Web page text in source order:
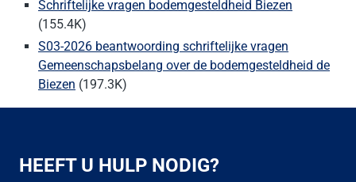
Schriftelijke vragen bodemgesteldheid Biezen
(155.4K)
S03-2026 beantwoording schriftelijke vragen
Gemeenschapsbelang over de bodemgesteldheid de
Biezen (197.3K)
HEEFT U HULP NODIG?